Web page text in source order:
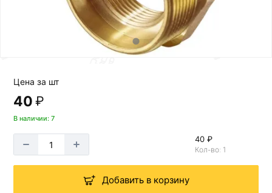
Цена за шт
40 ₽
В наличии: 7
40 ₽
Кол-во: 1
Добавить в корзину